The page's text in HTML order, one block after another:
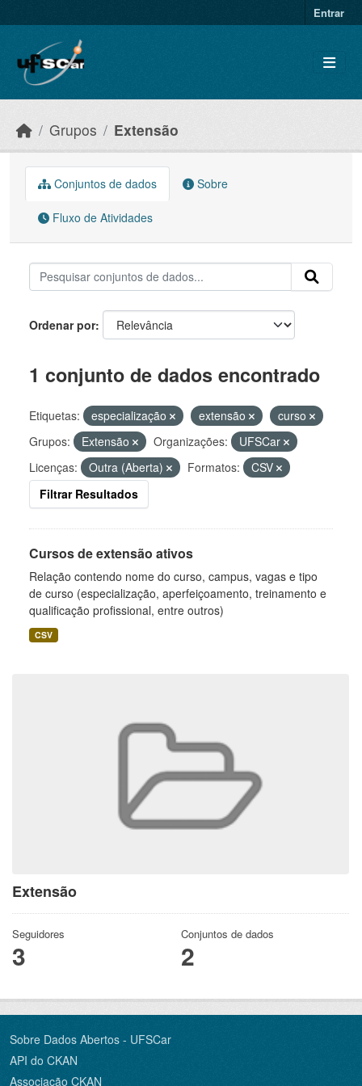
Entrar
Grupos Extensão
Extensão
Seguidores
3
Conjuntos de dados
2
Conjuntos de dados Sobre
Fluxo de Atividades
Ordenar por
1 conjunto de dados encontrado
Etiquetas: especialização extensão
curso
Grupos:
Extensão Organizações:
UFSCar
Licenças:
Outra (Aberta) Formatos:
CSV
Filtrar Resultados
Cursos de extensão ativos
Relação contendo nome do curso, campus, vagas e tipo
de curso (especialização, aperfeiçoamento, treinamento e
qualificação profissional, entre outros)
CSV
Sobre Dados Abertos - UFSCar
API do CKAN
Associação CKAN